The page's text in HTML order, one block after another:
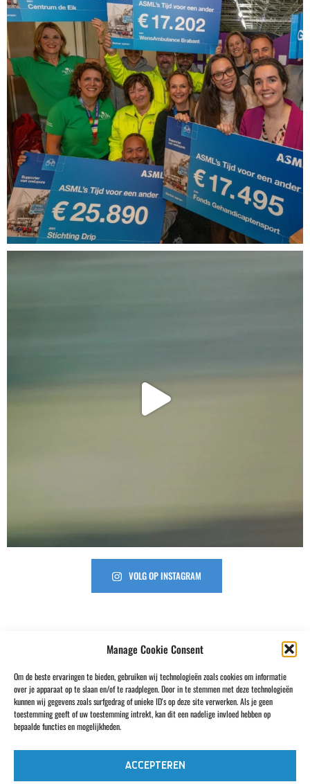
Manage Cookie Consent
Om de beste ervaringen te bieden, gebruiken wij technologieën zoals cookies om informatie
over je apparaat op te slaan en/of te raadplegen. Door in te stemmen met deze technologieën
kunnen wij gegevens zoals surfgedrag of unieke ID's op deze site verwerken. Als je geen
toestemming geeft of uw toestemming intrekt, kan dit een nadelige invloed hebben op
bepaalde functies en mogelijkheden.
ACCEPTEREN
VOLG OP INSTAGRAM
Bekijk alle partners & sponsoren